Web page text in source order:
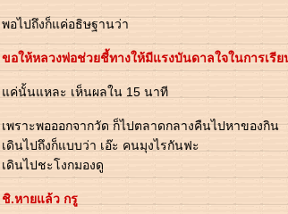
พอไปถึงก็แค่อธิษฐานว่า
ขอให้หลวงพ่อช่วยชี้ทางให้มีแรงบันดาลใจในการเรีย
ค่นั้นแหละ เห็นผลใน 15 นาที
เพราะพอออกจากวัด ก็ไปตลาดกลางคืนไปหาของกิน
เดินไปถึงก็แบบว่า เอ๊ะ คนมุงไรกันฟะ
เดินไปชะโงกมองดู
ชิ.หายแล้ว กรู